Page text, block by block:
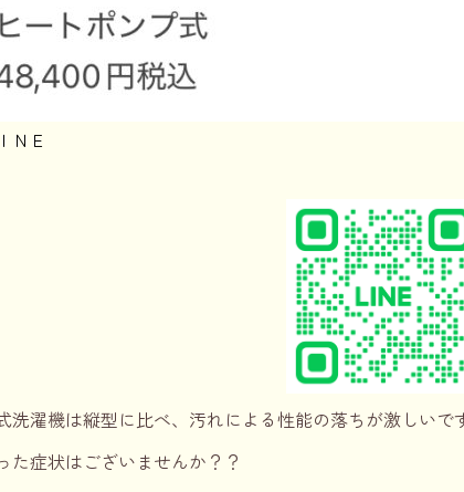
ＮＥ
洗濯機は縦型に比べ、汚れによる性能の落ちが激しいで
た症状はございませんか？？